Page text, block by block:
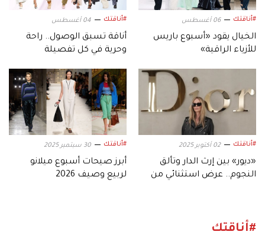
#أناقتك 06 أغسطس
الخيال يقود «أسبوع باريس
للأزياء الراقية»
#أناقتك 04 أغسطس
أناقة تسبق الوصول.. راحة
وحرية في كل تفصيلة
#أناقتك 02 أكتوبر 2025
«ديور» بين إرث الدار وتألق
النجوم.. عرض استثنائي من
#أناقتك 30 سبتمبر 2025
أبرز صيحات أسبوع ميلانو
لربيع وصيف 2026
#أناقتك